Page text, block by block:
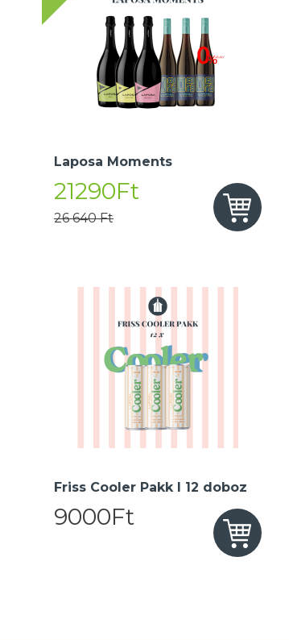
Laposa Moments
21290Ft
26 640 Ft
Friss Cooler Pakk I 12 doboz
9000Ft